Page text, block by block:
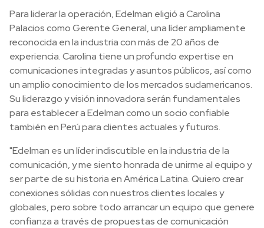
Para liderar la operación, Edelman eligió a Carolina
Palacios como Gerente General, una líder ampliamente
reconocida en la industria con más de 20 años de
experiencia. Carolina tiene un profundo expertise en
comunicaciones integradas y asuntos públicos, así como
un amplio conocimiento de los mercados sudamericanos.
Su liderazgo y visión innovadora serán fundamentales
para establecer a Edelman como un socio confiable
también en Perú para clientes actuales y futuros.
"Edelman es un líder indiscutible en la industria de la
comunicación, y me siento honrada de unirme al equipo y
ser parte de su historia en América Latina. Quiero crear
conexiones sólidas con nuestros clientes locales y
globales, pero sobre todo arrancar un equipo que genere
confianza a través de propuestas de comunicación